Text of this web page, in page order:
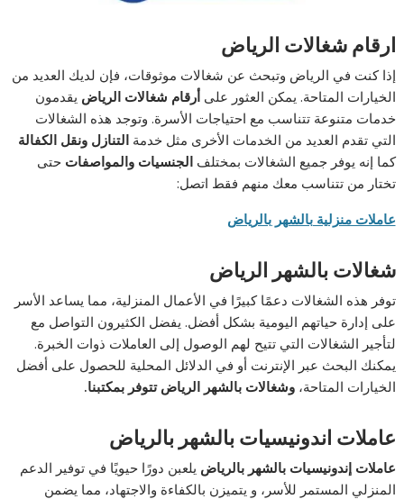
ارقام شغالات الرياض
إذا كنت في الرياض وتبحث عن شغالات موثوقات، فإن لديك العديد من
الخيارات المتاحة. يمكن العثور علىأرقام شغالات الرياض يقدمون
خدمات متنوعة تتناسب مع احتياجات الأسرة. وتوجد هذه الشغالات
التي تقدم العديد من الخدمات الأخرى مثل خدمةالتنازل ونقل الكفالة
كما إنه يوفر جميع الشغالات بمختلفالجنسيات والمواصفات حتى
تختار من تتناسب معك منهم فقط اتصل:
عاملات منزلية بالشهر بالرياض
شغالات بالشهر الرياض
توفر هذه الشغالات دعمًا كبيرًا في الأعمال المنزلية، مما يساعد الأسر
على إدارة حياتهم اليومية بشكل أفضل. يفضل الكثيرون التواصل مع
لتأجير الشغالات التي تتيح لهم الوصول إلى العاملات ذوات الخبرة.
يمكنك البحث عبر الإنترنت أو في الدلائل المحلية للحصول على أفضل
الخيارات المتاحة،وشغالات بالشهر الرياض تتوفر بمكتبنا.
عاملات اندونيسيات بالشهر بالرياض
عاملات إندونيسيات بالشهر بالرياض يلعبن دورًا حيويًا في توفير الدعم
المنزلي المستمر للأسر، و يتميزن بالكفاءة والاجتهاد، مما يضمن